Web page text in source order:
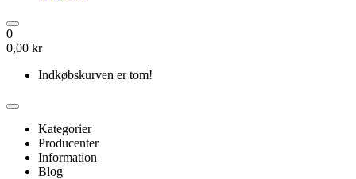
0
0,00 kr
Indkøbskurven er tom!
Kategorier
Producenter
Information
Blog